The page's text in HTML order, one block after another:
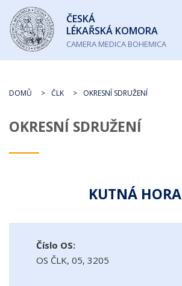
Česká
lékařská
komora
ČESKÁ
LÉKAŘSKÁ KOMORA
CAMERA MEDICA BOHEMICA
DOMŮ ČLK OKRESNÍ SDRUŽENÍ
OKRESNÍ SDRUŽENÍ
KUTNÁ HORA
Číslo OS:
OS ČLK, 05, 3205